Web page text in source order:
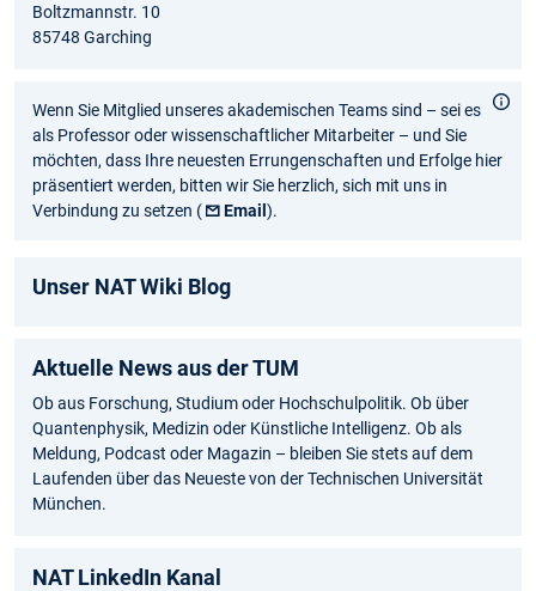
Boltzmannstr. 10
85748 Garching
Wenn Sie Mitglied unseres akademischen Teams sind – sei es
als Professor oder wissenschaftlicher Mitarbeiter – und Sie
möchten, dass Ihre neuesten Errungenschaften und Erfolge hier
präsentiert werden, bitten wir Sie herzlich, sich mit uns in
Verbindung zu setzen (
Email).
Unser NAT Wiki Blog
Aktuelle News aus der TUM
Ob aus Forschung, Studium oder Hochschulpolitik. Ob über
Quantenphysik, Medizin oder Künstliche Intelligenz. Ob als
Meldung, Podcast oder Magazin – bleiben Sie stets auf dem
Laufenden über das Neueste von der Technischen Universität
München.
NAT LinkedIn Kanal